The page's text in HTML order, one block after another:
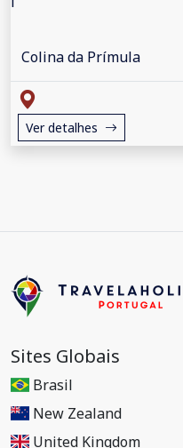
Colina da Prímula
Ver detalhes
Sites Globais
Brasil
New Zealand
United Kingdom